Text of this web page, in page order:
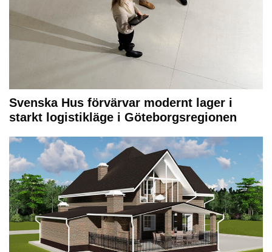
Svenska Hus förvärvar modernt lager i
starkt logistikläge i Göteborgsregionen